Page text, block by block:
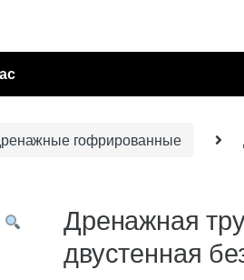
гофрированные
Дренажная
двустенная